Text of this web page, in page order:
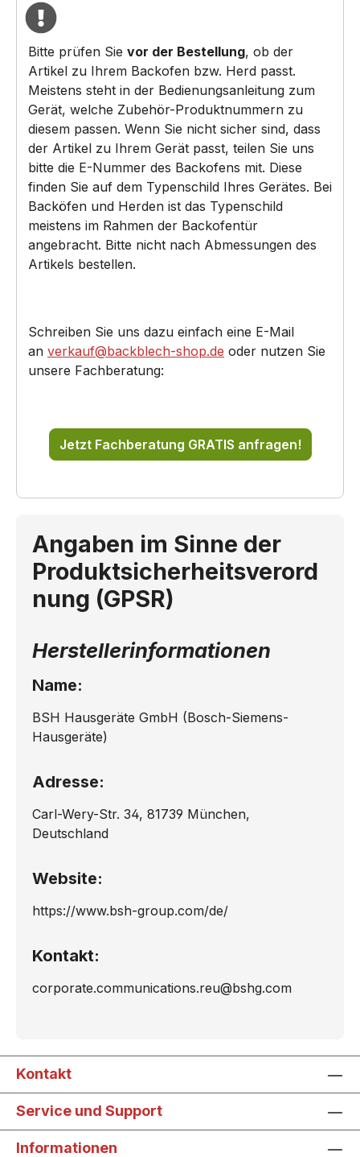
Bitte prüfen Sie vor der Bestellung, ob der
Artikel zu Ihrem Backofen bzw. Herd passt.
Meistens steht in der Bedienungsanleitung zum
Gerät, welche Zubehör-Produktnummern zu
diesem passen. Wenn Sie nicht sicher sind, dass
der Artikel zu Ihrem Gerät passt, teilen Sie uns
bitte die E-Nummer des Backofens mit. Diese
finden Sie auf dem Typenschild Ihres Gerätes. Bei
Backöfen und Herden ist das Typenschild
meistens im Rahmen der Backofentür
angebracht. Bitte nicht nach Abmessungen des
Artikels bestellen.
Schreiben Sie uns dazu einfach eine E-Mail
an verkauf@backblech-shop.de oder nutzen Sie
unsere Fachberatung:
Jetzt Fachberatung GRATIS anfragen!
Angaben im Sinne der
Produktsicherheitsverord
nung (GPSR)
Herstellerinformationen
Name:
BSH Hausgeräte GmbH (Bosch-Siemens-
Hausgeräte)
Adresse:
Carl-Wery-Str. 34, 81739 München,
Deutschland
Website:
https://www.bsh-group.com/de/
Kontakt:
corporate.communications.reu@bshg.com
Kontakt
Service und Support
Informationen